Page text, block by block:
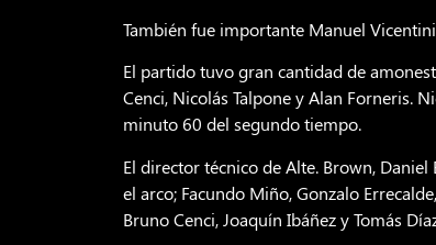
También fue importante Manuel
El partido tuvo gran cantidad de
Cenci, Nicolás Talpone y Alan Forneris.
minuto 60 del segundo tiempo.
El director técnico de Alte. Brown,
el arco; Facundo Miño, Gonzalo
Bruno Cenci, Joaquín Ibáñez y Tomás